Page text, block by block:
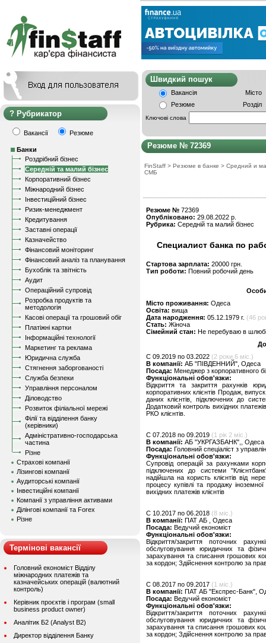
Рубрикатор
Вакансії Резюме
Банки
Роздрібний бізнес
Середній та малий бізнес
Корпоративний бізнес
Міжнародний бізнес
Інвестиційний бізнес
Ризик-менеджмент
Кредитування
Заставні операції
Казначейство
Фінансовий моніторинг
Фінансовий аналіз та планування
Бухоблік та звітність
Аудит
Операційний супровід
Розробка продуктів та
методологія
Касові операції та грошовий обіг
Платіжні картки
Інформаційні технології
Маркетинг та реклама
Юридична служба
Стягнення заборгованості
Служба безпеки
Управління персоналом
Діловодство
Розвиток філіальної мережі
Філії та відділення банку
(керівники)
Адміністративно-господарська
частина
Різне
Страхові компанії
Лізингові компанії
Аудиторські компанії
Інвестиційні компанії
Компанії з управління активами
Ділінгові компанії та Forex
Різне
Термінові вакансії
Головний економіст Відділу
міжнародних платежів та
казначейських операцій (валютний
контроль)
Керівник проєктів і програм (small
business product owner)
Аналітик Б2 (Analyst B2)
Директор відділення Банку
Швидкий
Вакансія
Місто
Резюме
Розділ
Ключові слова
Резюме № 72369
FinStaff > Резюме в банке > Средний и
СМБ
Резюме № 72369
Опубліковано: 29.08.2022 р.
Рубрика: Середній та малий бізнес
Специалист банка по
Стартова зарплата: 20000 грн.
Тип роботи: Повний робочий день
Місто проживання: Одеса
Освіта: вища
Дата народження: 05.12.1979 г. (46
Стать: Жіноча
Сімейний стан: Не перебуваю в
C 09.2019 по 03.2022 (2 роки 6 міс.)
В компанії: АБ "ПІВДЕННИЙ", Одеса
Посада: Менеджер з корпоративного
Функціональні обов'язки:
Відкриття та закриття рахунків
корпоративних клієнтів Продаж,
даних клієнтів, підключених до
Додатковий контроль вихідних
РКО клієнтів.
C 07.2018 по 09.2019 (1 рік 2 міс.)
В компанії: АБ "УКРГАЗБАНК",, Одеса
Посада: Головний спеціаліст з
Функціональні обов'язки:
Супровід операцій за рахунками
підключених до системи
надійшла на користь клієнтів від
процесу купівлі та продажу
вихідних платежів клієнтів
C 10.2017 по 06.2018 (8 міс.)
В компанії: ПАТ АБ , Одеса
Посада: Ведучий економіст
Функціональні обов'язки:
Відкриття/закриття поточних
обслуговування юридичних та
зарахування та списання грошових
за кордон; Здійснення контролю за
C 08.2017 по 09.2017 (1 міс.)
В компанії: ПАТ АБ "Експрес-Банк",
Посада: Ведучий економіст
Функціональні обов'язки:
Відкриття/закриття поточних
обслуговування юридичних та
зарахування та списання грошових
за кордон; Здійснення контролю за